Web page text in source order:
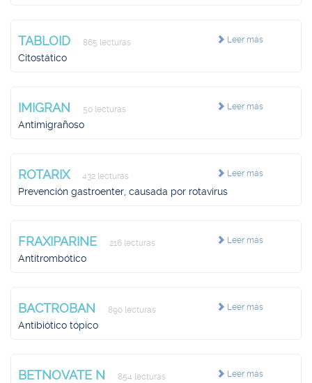
Leer más
TABLOID 865 lecturas
Citostático
Leer más
IMIGRAN 50 lecturas
Antimigrañoso
Leer más
ROTARIX 432 lecturas
Prevención gastroenter, causada por rotavirus
Leer más
FRAXIPARINE 216 lecturas
Antitrombótico
Leer más
BACTROBAN 890 lecturas
Antibiótico tópico
Leer más
BETNOVATE N 854 lecturas